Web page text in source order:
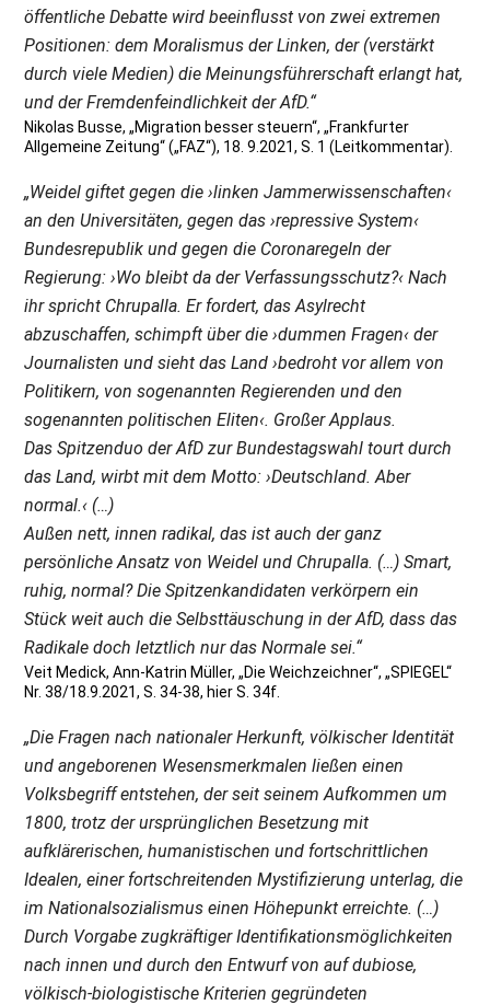
öffentliche Debatte wird beeinflusst von zwei extremen
Positionen: dem Moralismus der Linken, der (verstärkt
durch viele Medien) die Meinungsführerschaft erlangt hat,
und der Fremdenfeindlichkeit der AfD.“
Nikolas Busse, „Migration besser steuern“, „Frankfurter
Allgemeine Zeitung“ („FAZ“), 18. 9.2021, S. 1 (Leitkommentar).
„Weidel giftet gegen die ›linken Jammerwissenschaften‹
an den Universitäten, gegen das ›repressive System‹
Bundesrepublik und gegen die Coronaregeln der
Regierung: ›Wo bleibt da der Verfassungsschutz?‹ Nach
ihr spricht Chrupalla. Er fordert, das Asylrecht
abzuschaffen, schimpft über die ›dummen Fragen‹ der
Journalisten und sieht das Land ›bedroht vor allem von
Politikern, von sogenannten Regierenden und den
sogenannten politischen Eliten‹. Großer Applaus.
Das Spitzenduo der AfD zur Bundestagswahl tourt durch
das Land, wirbt mit dem Motto: ›Deutschland. Aber
normal.‹ (…)
Außen nett, innen radikal, das ist auch der ganz
persönliche Ansatz von Weidel und Chrupalla. (…) Smart,
ruhig, normal? Die Spitzenkandidaten verkörpern ein
Stück weit auch die Selbsttäuschung in der AfD, dass das
Radikale doch letztlich nur das Normale sei.“
Veit Medick, Ann-Katrin Müller, „Die Weichzeichner“, „SPIEGEL“
Nr. 38/18.9.2021, S. 34-38, hier S. 34f.
„Die Fragen nach nationaler Herkunft, völkischer Identität
und angeborenen Wesensmerkmalen ließen einen
Volksbegriff entstehen, der seit seinem Aufkommen um
1800, trotz der ursprünglichen Besetzung mit
aufklärerischen, humanistischen und fortschrittlichen
Idealen, einer fortschreitenden Mystifizierung unterlag, die
im Nationalsozialismus einen Höhepunkt erreichte. (…)
Durch Vorgabe zugkräftiger Identifikationsmöglichkeiten
nach innen und durch den Entwurf von auf dubiose,
völkisch-biologistische Kriterien gegründeten